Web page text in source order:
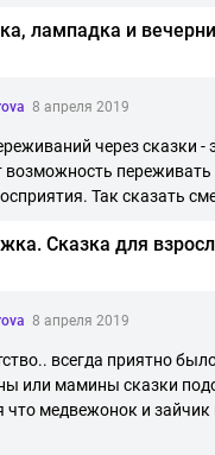
лампадка и
8 апреля 2019
через сказки
переживать
Так сказать
Сказка для
8 апреля 2019
всегда приятно
или мамины сказки
что медвежонок и